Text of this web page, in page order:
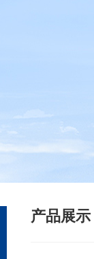
产品展示